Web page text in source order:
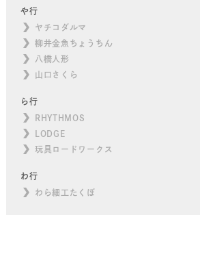
や行
ヤチコダルマ
柳井金魚ちょうちん
八橋人形
山口さくら
ら行
RHYTHMOS
LODGE
玩具ロードワークス
わ行
わら細工たくぼ